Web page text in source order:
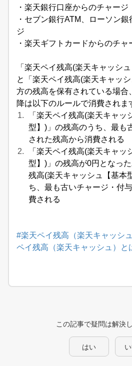
・楽天銀行口座からのチャージ
・セブン銀行ATM、ローソン
ジ
・楽天ギフトカードからのチャ
「楽天ペイ残高(楽天キャッシ
と「楽天ペイ残高(楽天キャッ
方の残高を保有されている場合
降は以下のルールで消費されま
「楽天ペイ残高(楽天キャッ
型】)」の残高のうち、最も
された残高から消費される
「楽天ペイ残高(楽天キャッ
型】)」の残高が0円となっ
残高(楽天キャッシュ【基本
ち、最も古いチャージ・付
費される
#楽天ペイ残高（楽天キャッシ
ペイ残高（楽天キャッシュ）と
この記事で疑問は解決
はい